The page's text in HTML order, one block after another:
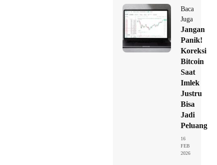
Baca
Juga
Jangan
Panik!
Koreksi
Bitcoin
Saat
Imlek
Justru
Bisa
Jadi
Peluang
16
FEB
2026